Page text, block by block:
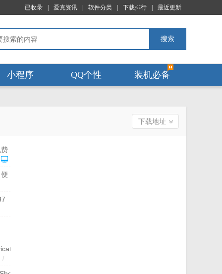
已收录 爱克资讯 软件分类 下载排行 最近更新
搜索
小程序 QQ个性 装机必备
下载地址
便
服
/